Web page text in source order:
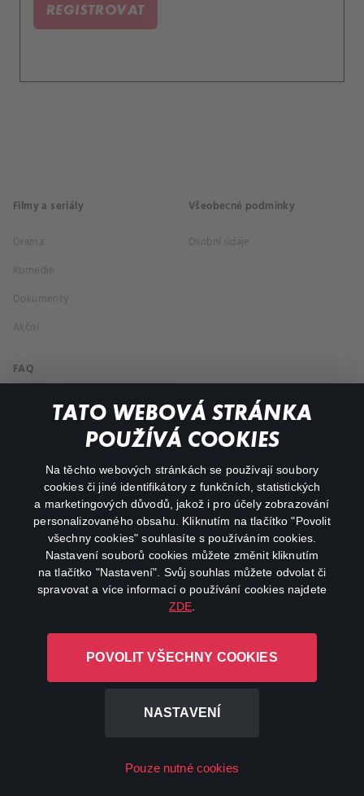
TATO WEBOVÁ STRÁNKA
POUŽÍVÁ COOKIES
Na těchto webových stránkách se používají soubory
cookies či jiné identifikátory z funkčních, statistických
a marketingových důvodů, jakož i pro účely zobrazování
personalizovaného obsahu. Kliknutím na tlačítko "Povolit
všechny cookies" souhlasíte s používáním cookies.
Nastavení souborů cookies můžete změnit kliknutím
na tlačítko "Nastavení". Svůj souhlas můžete odvolat či
spravovat a více informací o používání cookies najdete
ZDE
POVOLIT VŠECHNY COOKIES
NASTAVENÍ
Pouze nutné cookies
REGISTROVAT
Filmy a seriály
Drama
Komedie
Dokumenty
Akční
Všeobecné podmínky
Osobní údaje
FAQ
Můj účet
Důležité odkazy
facebookinstagram
youtube
L-1246 Luxembourg R.C.S.